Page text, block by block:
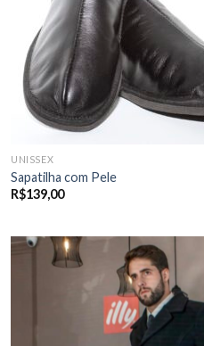
UNISSEX
Sapatilha com Pele
R$139,00